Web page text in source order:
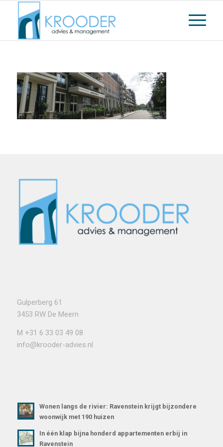
Gulperberg 61
3453 RW De Meern
M +31 6 33 03 49 08
info@krooder-advies.nl
Wonen langs de rivier: Ravenstein krijgt bijzondere
woonwijk met 190 huizen
In één klap bijna honderd appartementen erbij in
Ravenstein